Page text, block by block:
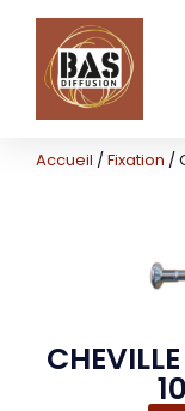
Accueil /Fixation /